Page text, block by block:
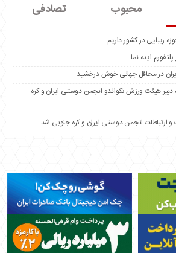
محبوب تصادفی
زیبایی در کشور داریم
پلتفورم ایده نما
در محافل جهانی خوش درخشید
هیئت ورزش تکواندو انجمن دوستی ایران و کره
ارتباطات انجمن دوستی ایران و کره جنوبی شد